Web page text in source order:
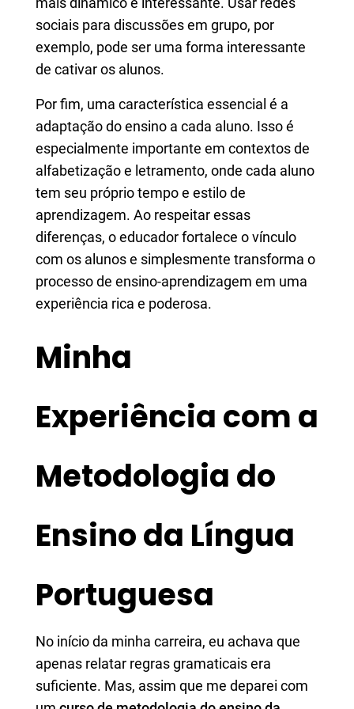
sociais para discussões em grupo, por
exemplo, pode ser uma forma interessante
de cativar os alunos.
Por fim, uma característica essencial é a
adaptação do ensino a cada aluno. Isso é
especialmente importante em contextos de
alfabetização e letramento, onde cada aluno
tem seu próprio tempo e estilo de
aprendizagem. Ao respeitar essas
diferenças, o educador fortalece o vínculo
com os alunos e simplesmente transforma o
processo de ensino-aprendizagem em uma
experiência rica e poderosa.
Minha
Experiência com a
Metodologia do
Ensino da Língua
Portuguesa
No início da minha carreira, eu achava que
apenas relatar regras gramaticais era
suficiente. Mas, assim que me deparei com